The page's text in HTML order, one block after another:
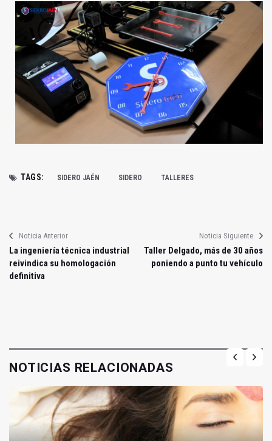
TAGS: SIDERO JAÉN SIDERO TALLERES
Noticia Anterior
La ingeniería técnica industrial
reivindica su homologación
definitiva
Noticia Siguiente
Taller Delgado, más de 30 años
poniendo a punto tu vehículo
NOTICIAS RELACIONADAS